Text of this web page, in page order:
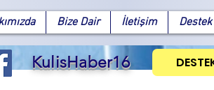
Bize Dair İletişim Destek
KulisHaber16